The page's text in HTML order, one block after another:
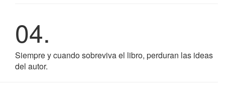
04.
Siempre y cuando sobreviva el libro, perduran las ideas
del autor.